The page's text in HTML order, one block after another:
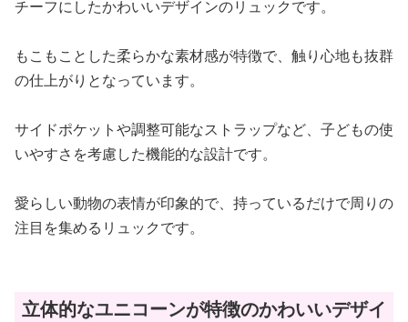
チーフにしたかわいいデザインのリュックです。
もこもことした柔らかな素材感が特徴で、触り心地も抜群
の仕上がりとなっています。
サイドポケットや調整可能なストラップなど、子どもの使
いやすさを考慮した機能的な設計です。
愛らしい動物の表情が印象的で、持っているだけで周りの
注目を集めるリュックです。
立体的なユニコーンが特徴のかわいいデザイ